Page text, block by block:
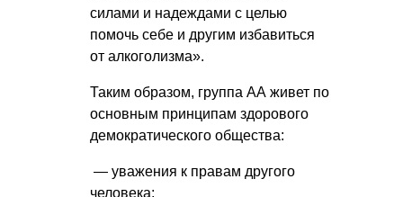
силами и надеждами с целью
помочь себе и другим избавиться
от алкоголизма».
Таким образом, группа АА живет по
основным принципам здорового
демократического общества:
— уважения к правам другого
человека;